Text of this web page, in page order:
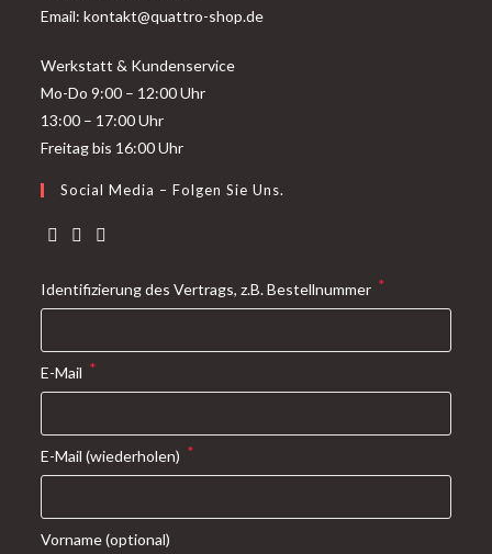
Email: kontakt@quattro-shop.de
Werkstatt & Kundenservice
Mo-Do 9:00 – 12:00 Uhr
13:00 – 17:00 Uhr
Freitag bis 16:00 Uhr
Social Media – Folgen Sie Uns.
Identifizierung des Vertrags, z.B. Bestellnummer *
E-Mail *
E-Mail (wiederholen) *
Vorname(optional)